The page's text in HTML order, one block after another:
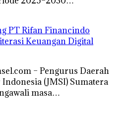
PT Rifan Financindo
Keuangan Digital
– Pengurus Daerah
(JMSI) Sumatera
masa…